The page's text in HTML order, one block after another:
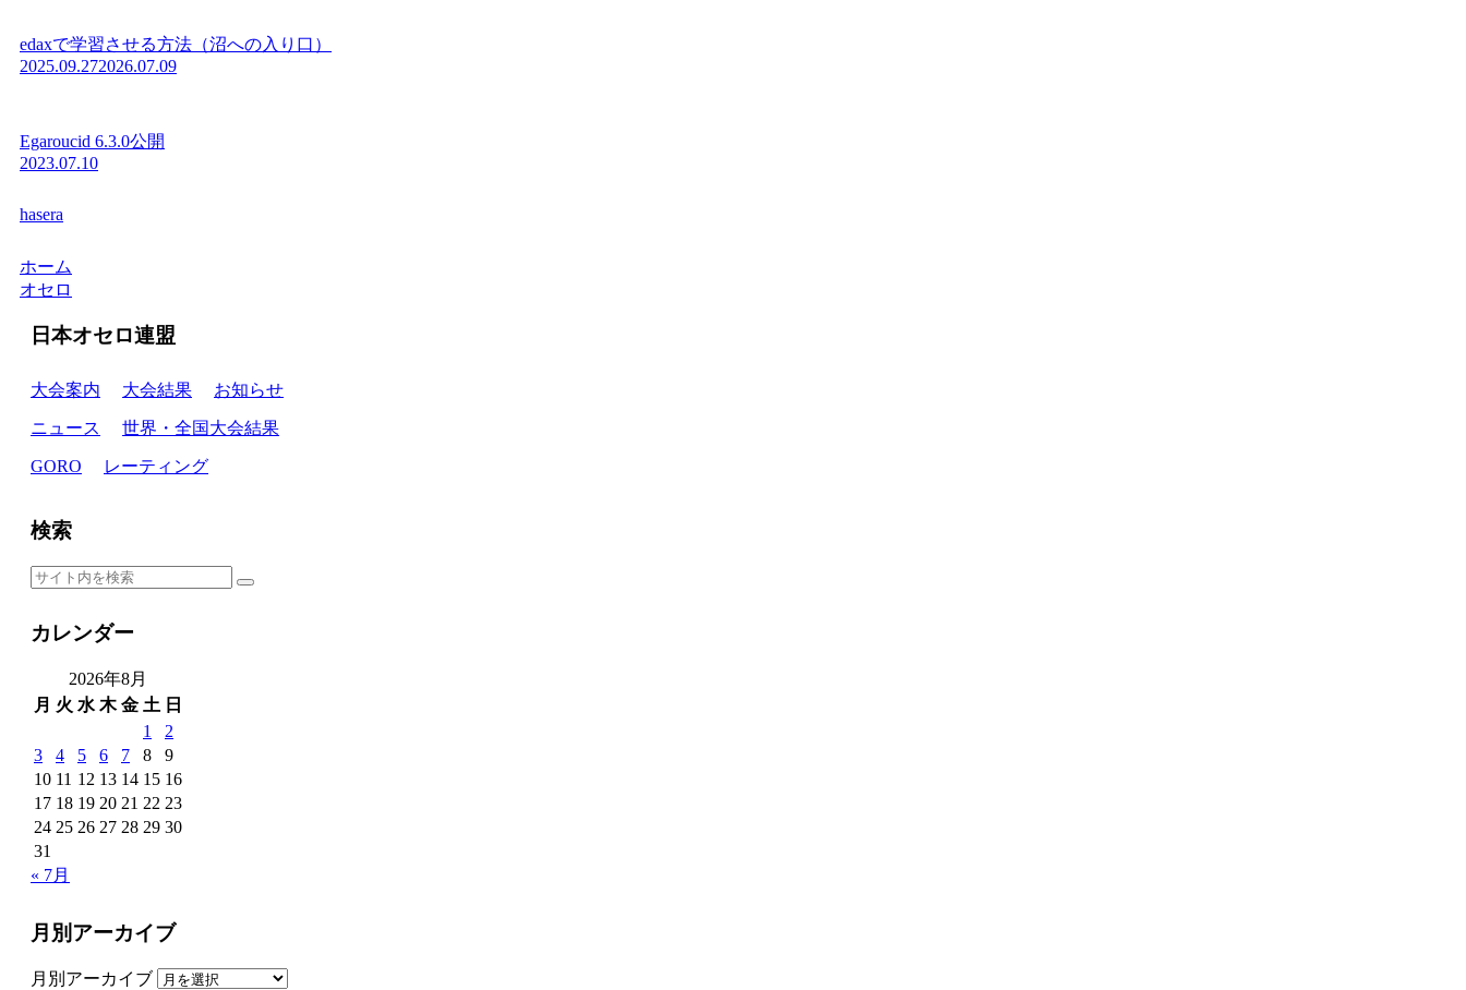
edaxで学習させる方法（沼への入り口）
2025.09.272026.07.09
Egaroucid 6.3.0公開
2023.07.10
hasera
ホーム
オセロ
日本オセロ連盟
大会案内 大会結果 お知らせ
ニュース 世界・全国大会結果
GORO レーティング
検索
カレンダー
2026年8月
月 火 水 木 金 土 日
1
2
3
4 5 6 7 8
9
10 11 12 13 14 15 16
17 18 19 20 21 22 23
24 25 26 27 28 29 30
31
« 7月
月別アーカイブ
月別アーカイブ